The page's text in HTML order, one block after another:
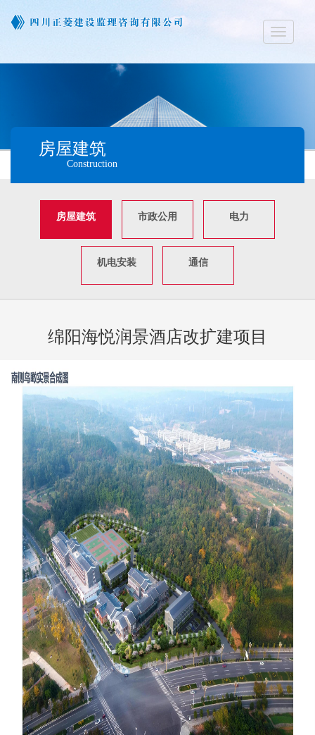
Toggle
房屋建筑
Construction
房屋建筑 市政公用 电力
机电安装 通信
绵阳海悦润景酒店改扩建项目